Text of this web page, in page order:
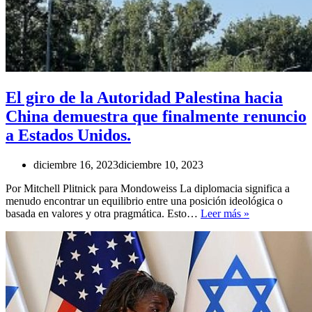
El giro de la Autoridad Palestina hacia
China demuestra que finalmente renuncio
a Estados Unidos.
diciembre 16, 2023diciembre 10, 2023
Por Mitchell Plitnick para Mondoweiss La diplomacia significa a
menudo encontrar un equilibrio entre una posición ideológica o
basada en valores y otra pragmática. Esto… Leer más »
Autoridad
Palestina
hacia
China